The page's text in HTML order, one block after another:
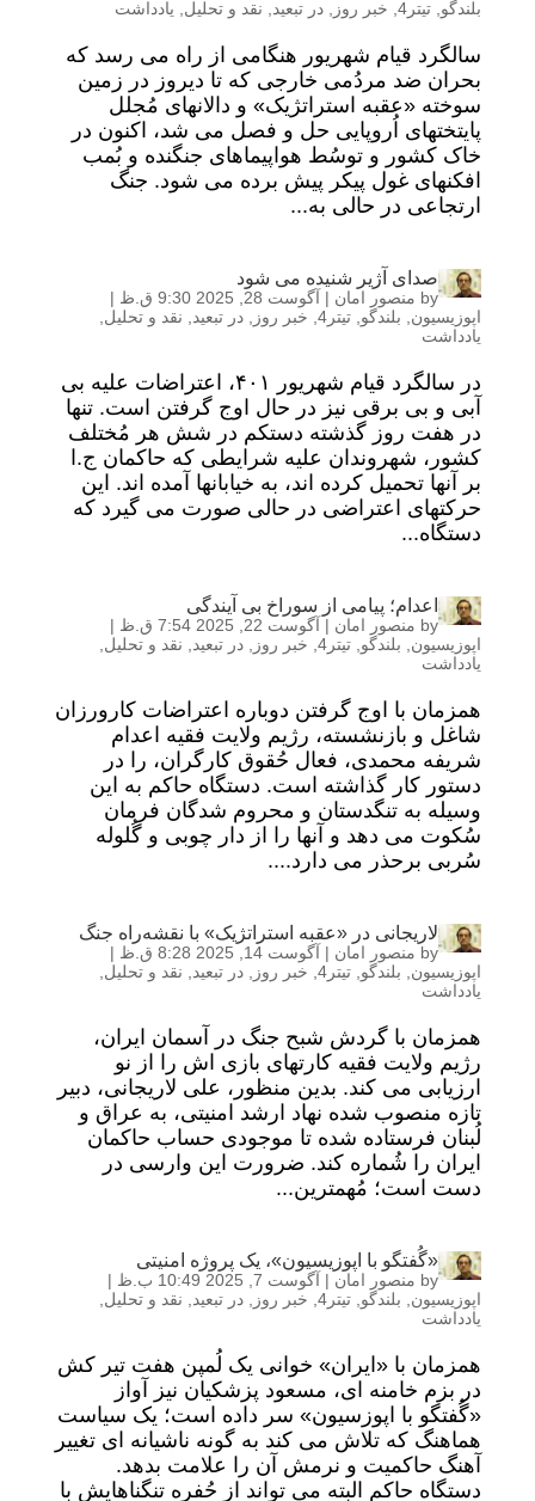
بلندگو تیتر4 , خبر روز در تبعید نقد و تحلیل یادداشت
سالگرد قیام شهریور هنگامی از راه می رسد که
بحران ضد مردُمی خارجی که تا دیروز در زمین
سوخته «عقبه استراتژیک» و دالانهای مُجلل
پایتختهای اُروپایی حل و فصل می شد، اکنون در
خاک کشور و توسُط هواپیماهای جنگنده و بُمب
افکنهای غول پیکر پیش برده می شود. جنگ
ارتجاعی در حالی به...
صدای آژیر شنیده می شود
by منصور امان | آگوست 28, 2025 9:30 ق.ظ
|
اپوزیسیون
بلندگو تیتر4 , خبر روز در تبعید نقد و تحلیل
یادداشت
در سالگرد قیام شهریور ۴۰۱، اعتراضات علیه بی
آبی و بی برقی نیز در حال اوج گرفتن است. تنها
در هفت روز گذشته دستکم در شش هر مُختلف
کشور، شهروندان علیه شرایطی که حاکمان ج.ا
بر آنها تحمیل کرده اند، به خیابانها آمده اند. این
حرکتهای اعتراضی در حالی صورت می گیرد که
دستگاه...
اعدام؛ پیامی از سوراخ بی آیندگی
by منصور امان | آگوست 22, 2025 7:54 ق.ظ
|
اپوزیسیون
بلندگو تیتر4 , خبر روز در تبعید نقد و تحلیل
یادداشت
همزمان با اوج گرفتن دوباره اعتراضات کارورزان
شاغل و بازنشسته، رژیم ولایت فقیه اعدام
شریفه محمدی، فعال حُقوق کارگران، را در
دستور کار گذاشته است. دستگاه حاکم به این
وسیله به تنگدستان و محروم شدگان فرمان
سُکوت می دهد و آنها را از دار چوبی و گُلوله
سُربی برحذر می دارد....
لاریجانی در «عقبه استراتژیک» با نقشه‌راه جنگ
by منصور امان | آگوست 14, 2025 8:28 ق.ظ
|
اپوزیسیون
بلندگو تیتر4 , خبر روز در تبعید نقد و تحلیل
یادداشت
همزمان با گردش شبح جنگ در آسمان ایران،
رژیم ولایت فقیه کارتهای بازی اش را از نو
ارزیابی می کند. بدین منظور، علی لاریجانی، دبیر
تازه منصوب شده نهاد ارشد امنیتی، به عراق و
لُبنان فرستاده شده تا موجودی حساب حاکمان
ایران را شُماره کند. ضرورت این وارسی در
دست است؛ مُهمترین...
«گُفتگو با اپوزیسیون»، یک پروژه امنیتی
by منصور امان | آگوست 7, 2025 10:49 ب.ظ
|
اپوزیسیون
بلندگو تیتر4 , خبر روز در تبعید نقد و تحلیل
یادداشت
همزمان با «ایران» خوانی یک لُمپن هفت تیر کش
در بزم خامنه ای، مسعود پزشکیان نیز آواز
«گُفتگو با اپوزسیون» سر داده است؛ یک سیاست
هماهنگ که تلاش می کند به گونه ناشیانه ای تغییر
آهنگ حاکمیت و نرمش آن را علامت بدهد.
دستگاه حاکم البته می تواند از حُفره تنگناهایش با